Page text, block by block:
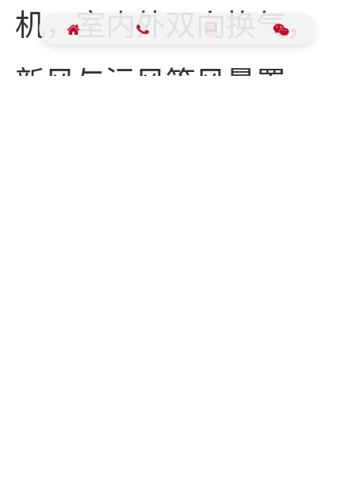
机，室内外双向换气，
新风与污风等风量置